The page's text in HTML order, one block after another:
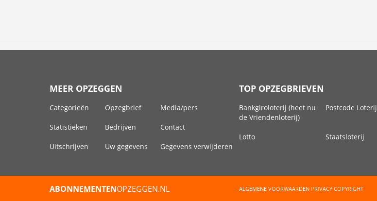
MEER OPZEGGEN
Categorieën Opzegbrief Media/pers
Statistieken Bedrijven Contact
Uitschrijven Uw gegevens Gegevens verwijderen
TOP OPZEGBRIEVEN
Bankgiroloterij (heet nu
de Vriendenloterij)
Postcode Loterij
Lotto Staatsloterij
ABONNEMENTENOPZEGGEN.NL ALGEMENE VOORWAARDEN PRIVACY COPYRIGHT